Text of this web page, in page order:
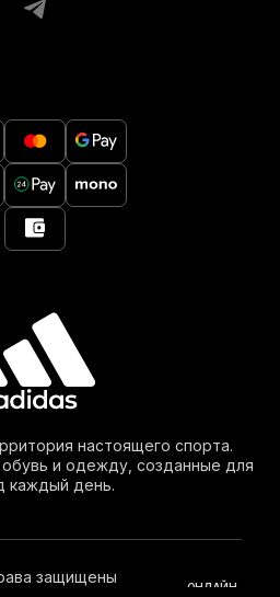
настоящего спорта.
и одежду, созданные для
каждый день.
защищены